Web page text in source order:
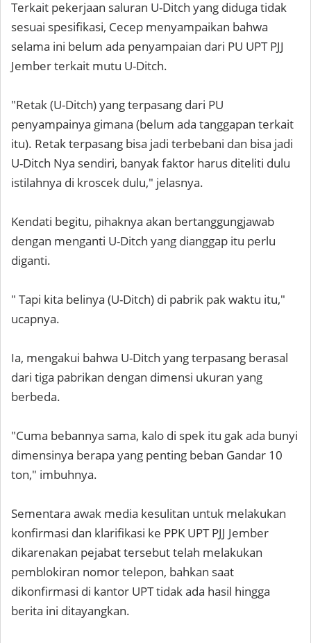
Terkait pekerjaan saluran U-Ditch yang diduga tidak
sesuai spesifikasi, Cecep menyampaikan bahwa
selama ini belum ada penyampaian dari PU UPT PJJ
Jember terkait mutu U-Ditch.
"Retak (U-Ditch) yang terpasang dari PU
penyampainya gimana (belum ada tanggapan terkait
itu). Retak terpasang bisa jadi terbebani dan bisa jadi
U-Ditch Nya sendiri, banyak faktor harus diteliti dulu
istilahnya di kroscek dulu," jelasnya.
Kendati begitu, pihaknya akan bertanggungjawab
dengan menganti U-Ditch yang dianggap itu perlu
diganti.
" Tapi kita belinya (U-Ditch) di pabrik pak waktu itu,"
ucapnya.
Ia, mengakui bahwa U-Ditch yang terpasang berasal
dari tiga pabrikan dengan dimensi ukuran yang
berbeda.
"Cuma bebannya sama, kalo di spek itu gak ada bunyi
dimensinya berapa yang penting beban Gandar 10
ton," imbuhnya.
Sementara awak media kesulitan untuk melakukan
konfirmasi dan klarifikasi ke PPK UPT PJJ Jember
dikarenakan pejabat tersebut telah melakukan
pemblokiran nomor telepon, bahkan saat
dikonfirmasi di kantor UPT tidak ada hasil hingga
berita ini ditayangkan.